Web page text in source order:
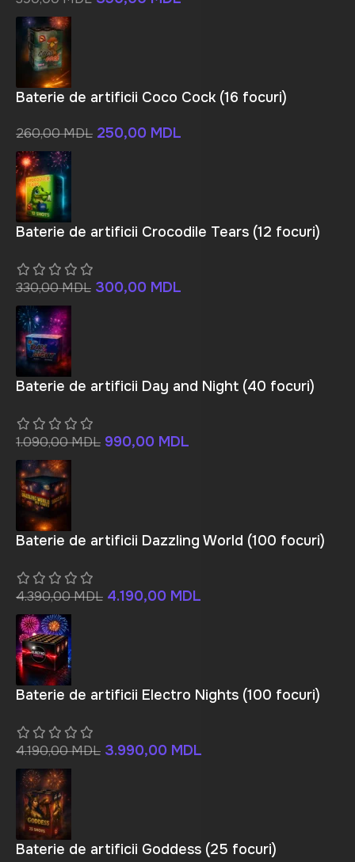
Baterie de artificii Coco Cock (16 focuri)
260,00MDL 250,00 MDL
Baterie de artificii Crocodile Tears (12 focuri)
330,00MDL 300,00 MDL
Baterie de artificii Day and Night (40 focuri)
1.090,00MDL 990,00 MDL
Baterie de artificii Dazzling World (100 focuri)
4.390,00MDL 4.190,00 MDL
Baterie de artificii Electro Nights (100 focuri)
4.190,00MDL 3.990,00 MDL
Baterie de artificii Goddess (25 focuri)